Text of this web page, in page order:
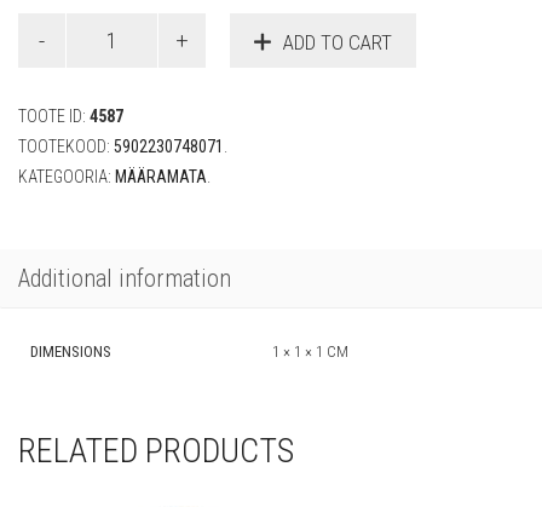
"Hõbedane
cm)
quantity
ADD TO CART
TOOTE ID: 4587
TOOTEKOOD: 5902230748071
KATEGOORIA: MÄÄRAMATA
Additional information
DIMENSIONS 1 × 1 × 1 CM
RELATED PRODUCTS